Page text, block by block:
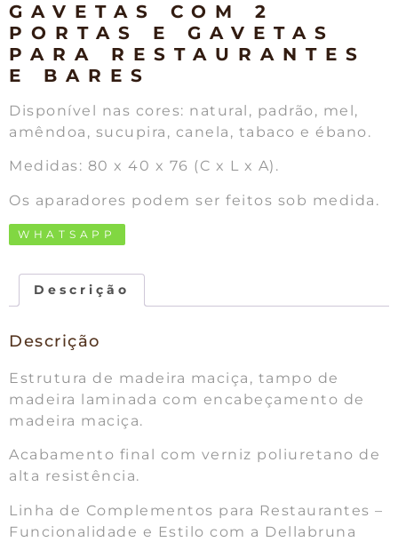
GAVETAS COM 2
PORTAS E GAVETAS
PARA RESTAURANTES
E BARES
Disponível nas cores: natural, padrão, mel,
amêndoa, sucupira, canela, tabaco e ébano.
Medidas: 80 x 40 x 76 (C x L x A).
Os aparadores podem ser feitos sob medida.
WHATSAPP
Descrição
Descrição
Estrutura de madeira maciça, tampo de
madeira laminada com encabeçamento de
madeira maciça.
Acabamento final com verniz poliuretano de
alta resistência.
Linha de Complementos para Restaurantes –
Funcionalidade e Estilo com a Dellabruna